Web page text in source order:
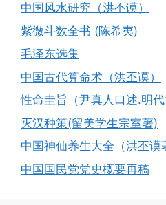
中国风水研究（洪丕谟）
紫微斗数全书 (陈希夷)
毛泽东选集
中国古代算命术（洪丕谟）
性命圭旨（尹真人口述.明代
灭汉种策(留美学生宗室著)
中国神仙养生大全（洪丕谟
中国国民党党史概要再稿